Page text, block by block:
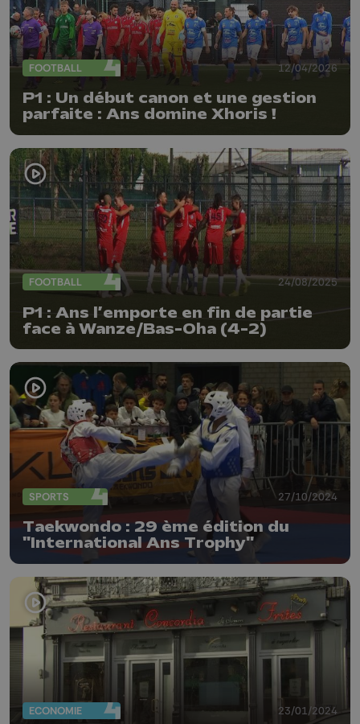
FOOTBALL 12/04/2026
P1 : Un début canon et une gestion
parfaite : Ans domine Xhoris !
FOOTBALL 24/08/2025
P1 : Ans l’emporte en fin de partie
face à Wanze/Bas-Oha (4-2)
SPORTS 27/10/2024
Taekwondo : 29 ème édition du
"International Ans Trophy"
ECONOMIE 23/01/2024